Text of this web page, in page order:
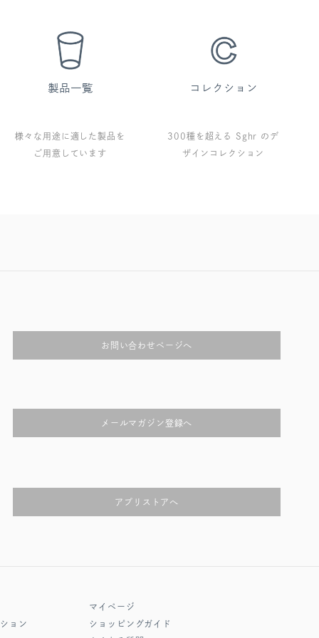
様々な用途に適した製品を
ご用意しています
300種を超える Sghr のデ
ザインコレクション
お問い合わせページへ
メールマガジン登録へ
アプリストアへ
ョン
マイページ
ショッピングガイド